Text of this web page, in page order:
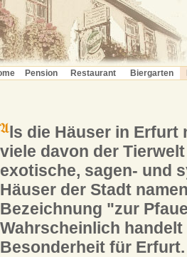
Pension Restaurant Biergarten
ls die Häuser in Erfurt
viele davon der
exotische, sagen- und
Häuser der Stadt
Bezeichnung "zur
Wahrscheinlich
Besonderheit für Erfurt.